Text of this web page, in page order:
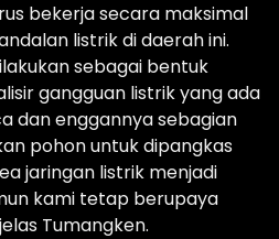
bekerja secara maksimal
listrik di daerah ini.
sebagai bentuk
gangguan listrik yang ada
dan enggannya sebagian
pohon untuk dipangkas
jaringan listrik menjadi
kami tetap berupaya
Tumangken.